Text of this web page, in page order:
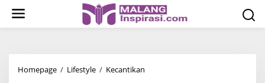
Homepage / Lifestyle / Kecantikan